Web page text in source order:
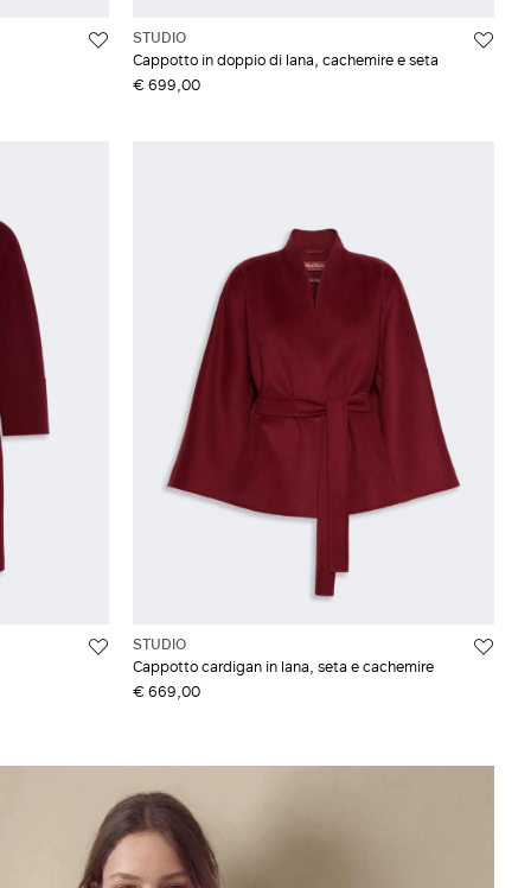
STUDIO
Cappotto in doppio di lana, cachemire e seta
€ 699,00
STUDIO
Cappotto cardigan in lana, seta e cachemire
€ 669,00